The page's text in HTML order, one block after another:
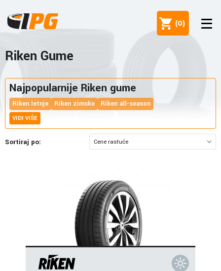
(0)
Riken Gume
Najpopularnije Riken gume
Riken letnje Riken zimske Riken all-season
VIDI VIŠE
Sortiraj po: